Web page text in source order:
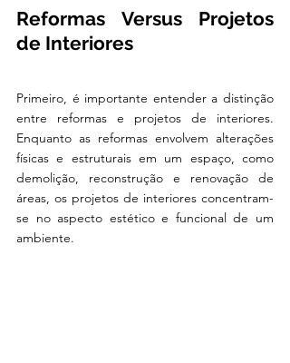
Reformas Versus Projetos
de Interiores
Primeiro, é importante entender a distinção
entre reformas e projetos de interiores.
Enquanto as reformas envolvem alterações
físicas e estruturais em um espaço, como
demolição, reconstrução e renovação de
áreas, os projetos de interiores concentram-
se no aspecto estético e funcional de um
ambiente.